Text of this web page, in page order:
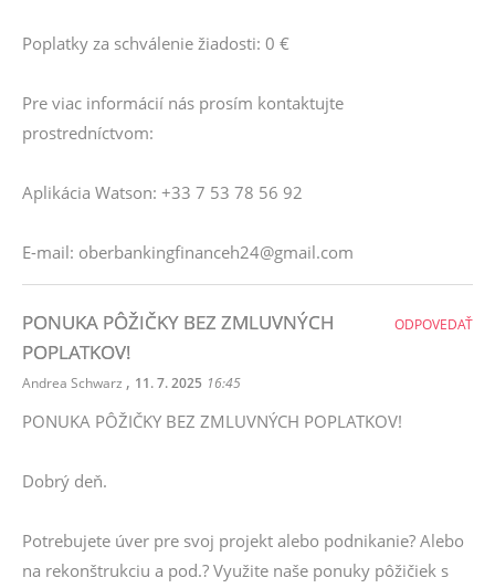
Poplatky za schválenie žiadosti: 0 €
Pre viac informácií nás prosím kontaktujte
prostredníctvom:
Aplikácia Watson: +33 7 53 78 56 92
E-mail: oberbankingfinanceh24@gmail.com
PONUKA PÔŽIČKY BEZ ZMLUVNÝCH
POPLATKOV!
Andrea Schwarz , 11. 7. 2025 16:45
PONUKA PÔŽIČKY BEZ ZMLUVNÝCH POPLATKOV!
Dobrý deň.
Potrebujete úver pre svoj projekt alebo podnikanie? Alebo
na rekonštrukciu a pod.? Využite naše ponuky pôžičiek s
ODPOVEDAŤ